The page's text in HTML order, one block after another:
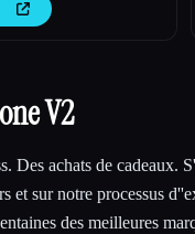
uniques en utilisant des
V2
Des achats de cadeaux.
et sur notre processus
des meilleures